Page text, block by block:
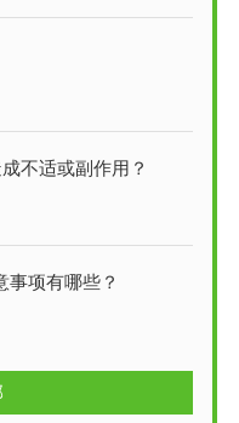
不适或副作用？
事项有哪些？